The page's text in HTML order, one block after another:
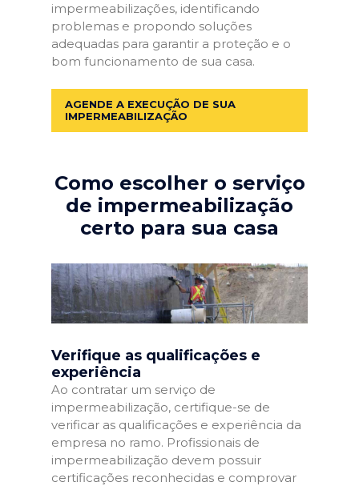
impermeabilizações, identificando
problemas e propondo soluções
adequadas para garantir a proteção e o
bom funcionamento de sua casa.
AGENDE A EXECUÇÃO DE SUA
IMPERMEABILIZAÇÃO
Como escolher o serviço
de impermeabilização
certo para sua casa
Verifique as qualificações e
experiência
Ao contratar um serviço de
impermeabilização, certifique-se de
verificar as qualificações e experiência da
empresa no ramo. Profissionais de
impermeabilização devem possuir
certificações reconhecidas e comprovar